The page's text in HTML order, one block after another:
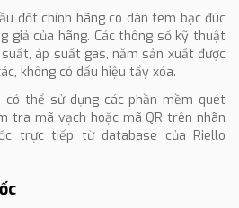
đốt chính hãng có dán tem bạc đúc
giả của hãng. Các thông số kỹ thuật
áp suất gas, năm sản xuất được
không có dấu hiệu tẩy xóa.
có thể sử dụng các phần mềm quét
tra mã vạch hoặc mã QR trên nhãn
trực tiếp từ database của Riello